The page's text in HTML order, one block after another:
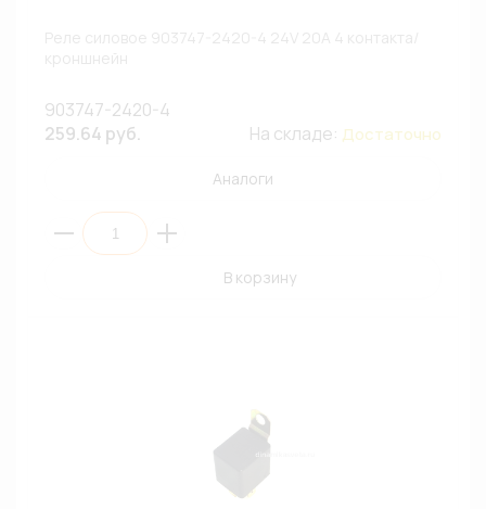
903747-2420-4
259.64 руб.
На складе: Достаточно
Аналоги
В корзину